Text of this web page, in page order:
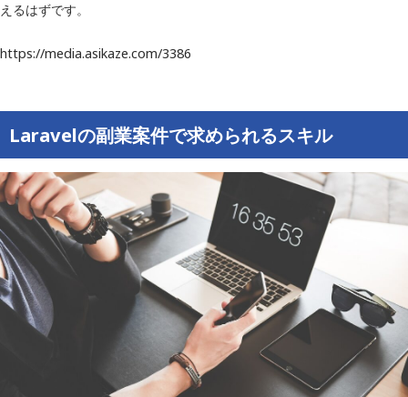
えるはずです。
https://media.asikaze.com/3386
Laravelの副業案件で求められるスキル